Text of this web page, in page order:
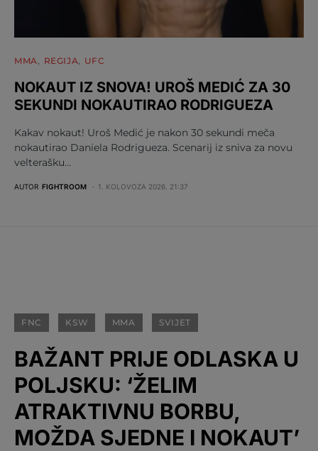
MMA REGIJA UFC
NOKAUT IZ SNOVA! UROŠ MEDIĆ ZA 30
SEKUNDI NOKAUTIRAO RODRIGUEZA
Kakav nokaut! Uroš Medić je nakon 30 sekundi meča
nokautirao Daniela Rodrigueza. Scenarij iz sniva za novu
velterašku…
AUTOR FIGHTROOM 1. KOLOVOZA 2026. 21:37
FNC KSW MMA SVIJET
BAŽANT PRIJE ODLASKA U
POLJSKU: ‘ŽELIM
ATRAKTIVNU BORBU,
MOŽDA SJEDNE I NOKAUT’